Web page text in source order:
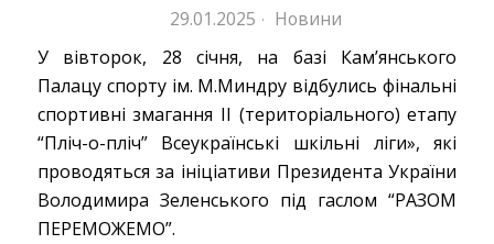
29.01.2025 · Новини
У вівторок, 28 січня, на базі Кам’янського
Палацу спорту ім. М.Миндру відбулись фінальні
спортивні змагання ІІ (територіального) етапу
“Пліч-о-пліч” Всеукраїнські шкільні ліги», які
проводяться за ініціативи Президента України
Володимира Зеленського під гаслом “РАЗОМ
ПЕРЕМОЖЕМО”.